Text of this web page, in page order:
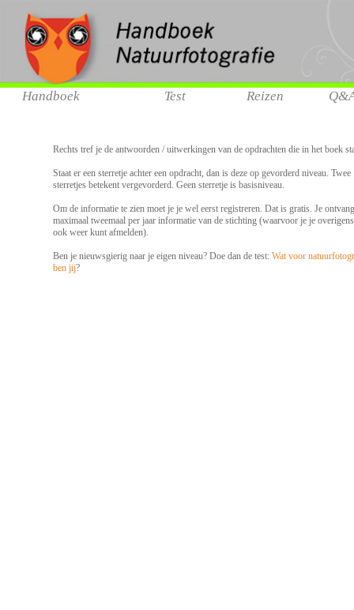
Handboek Test Reizen
Rechts tref je de antwoorden / uitwerkingen van de opdrachten die in het boek
Staat er een sterretje achter een opdracht, dan is deze op gevorderd niveau. Twee
sterretjes betekent vergevorderd. Geen sterretje is basisniveau.
Om de informatie te zien moet je je wel eerst registreren. Dat is gratis. Je
maximaal tweemaal per jaar informatie van de stichting (waarvoor je je overigens
ook weer kunt afmelden).
Ben je nieuwsgierig naar je eigen niveau? Doe dan de test: Wat voor
ben jij?